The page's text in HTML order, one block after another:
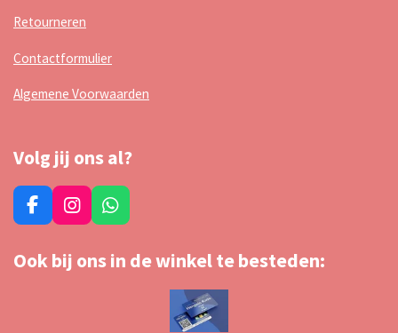
Retourneren
Contactformulier
Algemene Voorwaarden
Volg jij ons al?
F
a
e
I
n
t
W
h
t
Ook bij ons in de winkel te besteden: